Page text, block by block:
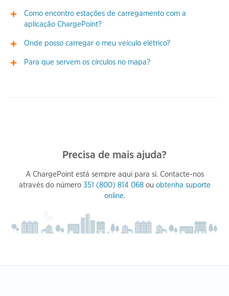
Como encontro estações de carregamento com a
aplicação ChargePoint?
Onde posso carregar o meu veículo elétrico?
Para que servem os círculos no mapa?
Precisa de mais ajuda?
A ChargePoint está sempre aqui para si. Contacte-nos
através do número 351 (800) 814 068ou obtenha suporte
online.